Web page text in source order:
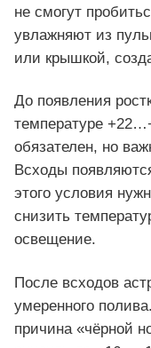
не смогут
увлажняют из
или крышкой,
До появления
температуре
обязателен, но
Всходы
этого условия
снизить
освещение.
После всходов
умеренного
причина «чёрной